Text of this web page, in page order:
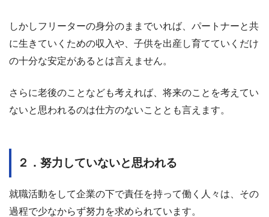
しかしフリーターの身分のままでいれば、パートナーと共
に生きていくための収入や、子供を出産し育てていくだけ
の十分な安定があるとは言えません。
さらに老後のことなども考えれば、将来のことを考えてい
ないと思われるのは仕方のないこととも言えます。
２．努力していないと思われる
就職活動をして企業の下で責任を持って働く人々は、その
過程で少なからず努力を求められています。